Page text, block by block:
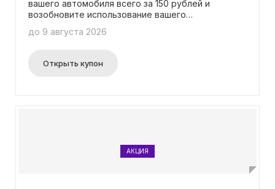
вашего автомобиля всего за 150 рублей и
возобновите использование вашего
Подробности об этой специальной акции можно
отметить, что в данном случае использование
промокода не требуется.
до 9 августа 2026
Открыть купон
АКЦИЯ